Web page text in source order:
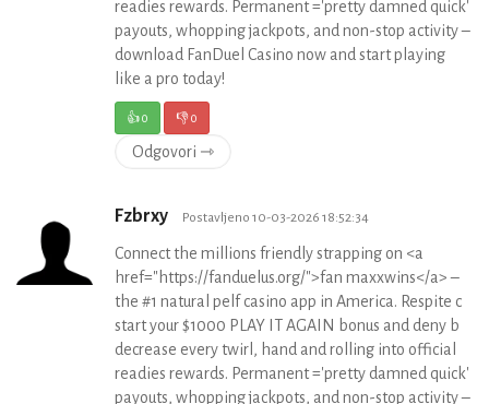
readies rewards. Permanent ='pretty damned quick'
payouts, whopping jackpots, and non-stop activity –
download FanDuel Casino now and start playing
like a pro today!
👍0 👎0
Odgovori ⇾
Fzbrxy Postavljeno 10-03-2026 18:52:34
Connect the millions friendly strapping on <a
href="https://fanduelus.org/">fan maxxwins</a> –
the #1 natural pelf casino app in America. Respite c
start your $1000 PLAY IT AGAIN bonus and deny b
decrease every twirl, hand and rolling into official
readies rewards. Permanent ='pretty damned quick'
payouts, whopping jackpots, and non-stop activity –